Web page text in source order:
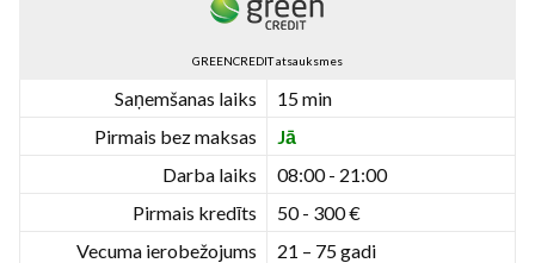
GREENCREDIT atsauksmes
Saņemšanas laiks
15 min
Pirmais bez maksas
Jā
Darba laiks
08:00 - 21:00
Pirmais kredīts
50 - 300 €
Vecuma ierobežojums
21 – 75 gadi